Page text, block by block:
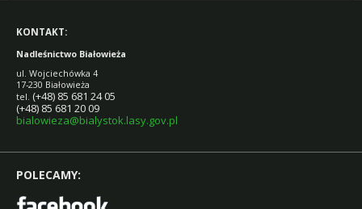
KONTAKT:
Nadleśnictwo Białowieża
ul. Wojciechówka 4
17-230 Białowieża
tel. (+48) 85 681 24 05
(+48) 85 681 20 09
bialowieza@bialystok.lasy.gov.pl
POLECAMY: